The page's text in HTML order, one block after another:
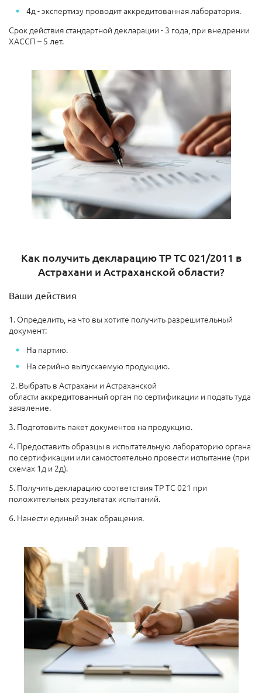
4д - экспертизу проводит аккредитованная лаборатория.
Срок действия стандартной декларации - 3 года, при внедрении
ХАССП – 5 лет.
Как получить декларацию ТР ТС 021/2011 в
Астрахани и Астраханской области?
Ваши действия
1. Определить, на что вы хотите получить разрешительный
документ:
На партию.
На серийно выпускаемую продукцию.
2. Выбрать в Астрахани и Астраханской
области аккредитованный орган по сертификации и подать туда
заявление.
3. Подготовить пакет документов на продукцию.
4. Предоставить образцы в испытательную лабораторию органа
по сертификации или самостоятельно провести испытание (при
схемах 1д и 2д).
5. Получить декларацию соответствия ТР ТС 021 при
положительных результатах испытаний.
6. Нанести единый знак обращения.